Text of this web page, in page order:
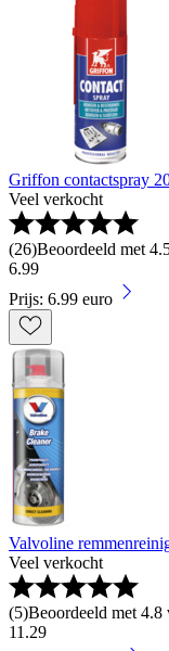
Griffon contactspray
Veel verkocht
(26)Beoordeeld met
6.99
Prijs: 6.99 euro
Valvoline
Veel verkocht
(5)Beoordeeld met 4.8
11 .29